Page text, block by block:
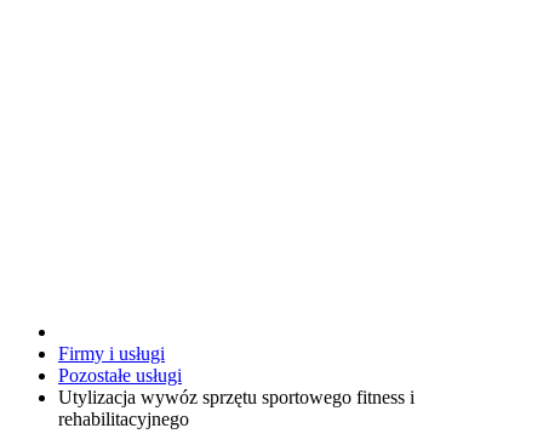
Firmy i usługi
Pozostałe usługi
Utylizacja wywóz sprzętu sportowego fitness i
rehabilitacyjnego